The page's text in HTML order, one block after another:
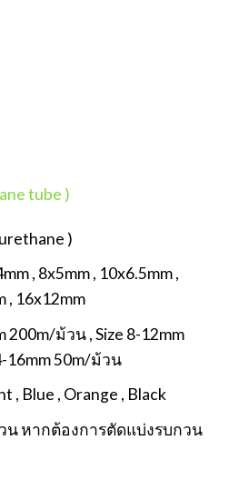
tube )
)
, 8x5mm , 10x6.5mm ,
, 16x12mm
200m/ม้วน , Size 8-12mm
16mm 50m/ม้วน
, Blue , Orange , Black
น หากต้องการตัดแบ่งรบกวน